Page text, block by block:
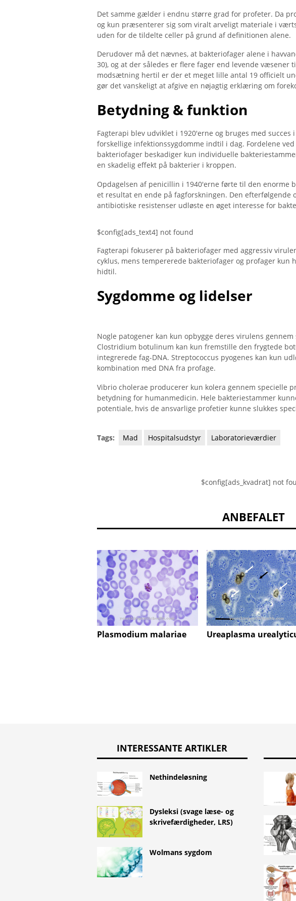
Det samme gælder i endnu større grad for profeter. Da
og kun præsenterer sig som viralt arveligt materiale i
uden for de tildelte celler på grund af definitionen alene.
Derudover må det nævnes, at bakteriofager alene i
30), og at der således er flere fager end levende væsener
modsætning hertil er der et meget lille antal 19 officielt
gør det vanskeligt at afgive en nøjagtig erklæring om
Betydning & funktion
Fagterapi blev udviklet i 1920'erne og bruges med
forskellige infektionssygdomme indtil i dag. Fordelene
bakteriofager beskadiger kun individuelle
en skadelig effekt på bakterier i kroppen.
Opdagelsen af ​​penicillin i 1940'erne førte til den enorme
et resultat en ende på fagforskningen. Den efterfølgende
antibiotiske resistenser udløste en øget interesse for
$config[ads_text4] not found
Fagterapi fokuserer på bakteriofager med aggressiv
cyklus, mens tempererede bakteriofager og profager
hidtil.
Sygdomme og lidelser
Nogle patogener kan kun opbygge deres virulens
Clostridium botulinum kan kun fremstille den frygtede
integrerede fag-DNA. Streptococcus pyogenes kan kun
kombination med DNA fra profage.
Vibrio cholerae producerer kun kolera gennem specielle
betydning for humanmedicin. Hele bakteriestammer
potentiale, hvis de ansvarlige profetier kunne slukkes
Tags: Mad Hospitalsudstyr Laboratorieværdier
$config[ads_kvadrat] not
ANBEFALET
Plasmodium malariae Ureaplasma
INTERESSANTE ARTIKLER
Nethindeløsning
Dysleksi (svage læse- og
skrivefærdigheder, LRS)
Wolmans sygdom